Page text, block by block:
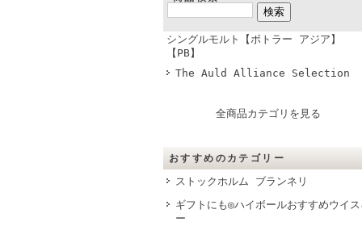
シングルモルト【ボトラー アジア】
【PB】
The Auld Alliance Selection
全商品カテゴリを見る
おすすめのカテゴリー
ストックホルム ブランネリ
ギフトにも◎ハイボールおすすめウイス
ー